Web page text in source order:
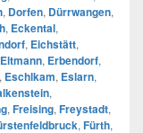
, Dorfen, Dürrwangen,
, Eckental,
, Eichstätt,
Eltmann, Erbendorf,
, Eschlkam, Eslarn,
,
, Freising, Freystadt,
, Fürth,